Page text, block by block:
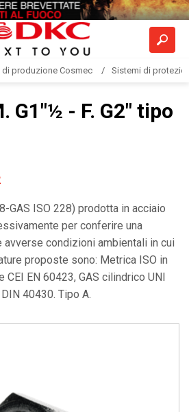
di produzione Cosmec Sistemi di
G1"½ - F. G2" tipo
GAS ISO 228) prodotta in acciaio
per conferire una
condizioni ambientali in cui
proposte sono: Metrica ISO in
EN 60423, GAS cilindrico UNI
40430. Tipo A.